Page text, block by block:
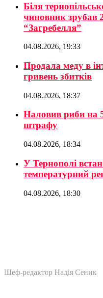
Біля
чиновник зрубав
“Загребелля”
04.08.2026, 19:33
Продала меду в
гривень збитків
04.08.2026, 18:37
Наловив риби на
штрафу
04.08.2026, 18:34
У Тернополі
температурний
04.08.2026, 18:30
Шеф-редактор Надія Сеник